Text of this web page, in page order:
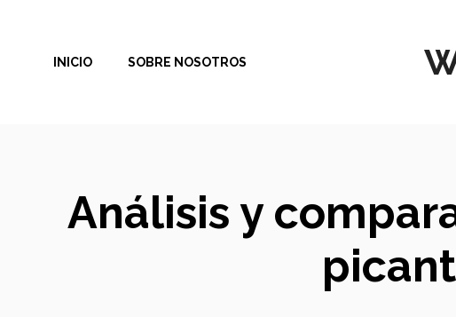
contenidoINICIO SOBRE NOSOTROS
Análisis y